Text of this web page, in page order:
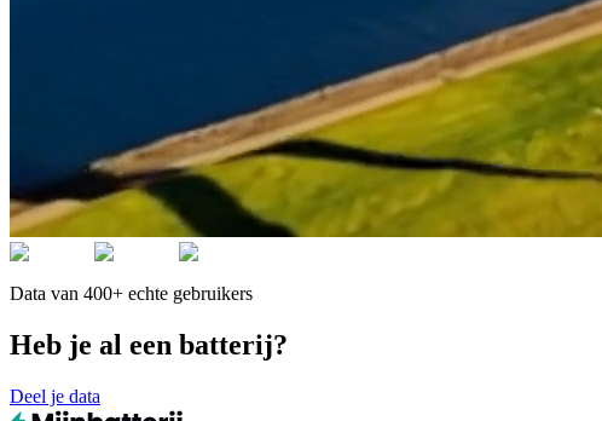
Data van 400+ echte gebruikers
Heb je al een batterij?
Deel je data